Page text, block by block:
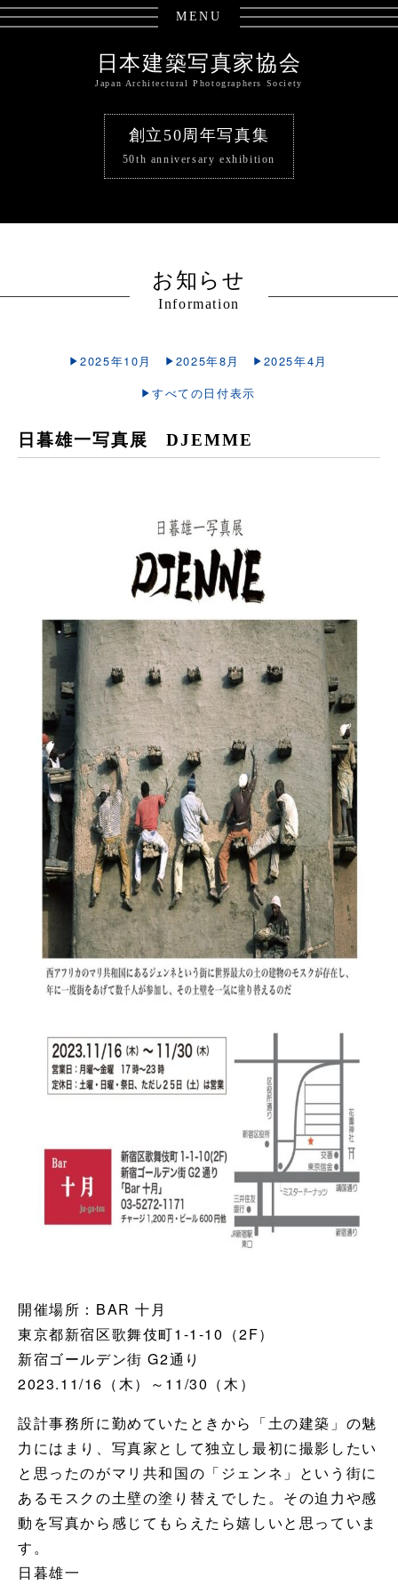
MENU
日本建築写真家協会
Japan Architectural Photographers Society
創立50周年写真集
50th anniversary exhibition
お知らせ
Information
2025年10月 2025年8月
2025年4月
すべての日付表示
日暮雄一写真展 DJEMME
開催場所：BAR 十月
東京都新宿区歌舞伎町1-1-10（2F）
新宿ゴールデン街 G2通り
2023.11/16（木）～11/30（木）
設計事務所に勤めていたときから「土の建築」の魅
力にはまり、写真家として独立し最初に撮影したい
と思ったのがマリ共和国の「ジェンネ」という街に
あるモスクの土壁の塗り替えでした。その迫力や感
動を写真から感じてもらえたら嬉しいと思っていま
す。
日暮雄一